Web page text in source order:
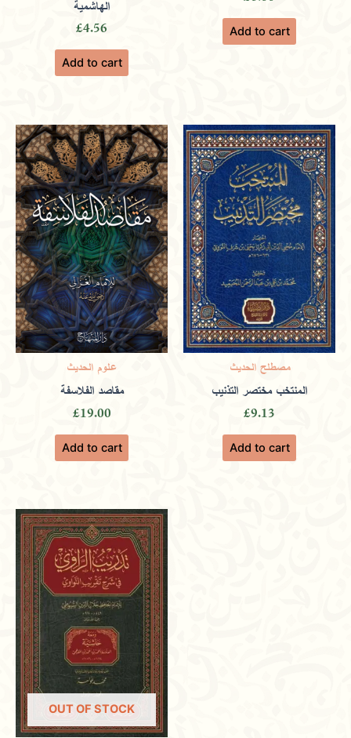
exclusive editions, rare manuscripts, and
timely deliveries.
Rated4
out of 5
Munir(verified owner) March 9,
2024
Inspiring through a diverse selection of
books that promote spiritual growth and
cultural enrichment.
Only logged in customers who have purchased this
الهاشمية
£4.56
Add to cart
Add to cart
علوم الحديث
مقاصد الفلاسفة
£19.00
Add to cart
مصطلح الحديث
المنتخب مختصر التذنيب
£9.13
Add to cart
OUT OF STOCK